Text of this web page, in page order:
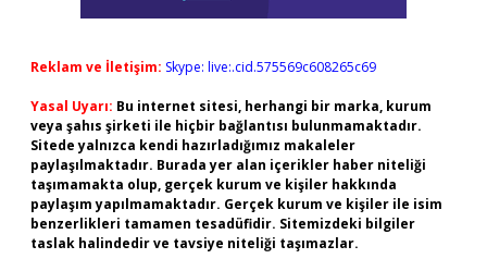
Reklam ve İletişim: Skype: live:.cid.575569c608265c69
Yasal Uyarı: Bu internet sitesi, herhangi bir marka, kurum
veya şahıs şirketi ile hiçbir bağlantısı bulunmamaktadır.
Sitede yalnızca kendi hazırladığımız makaleler
paylaşılmaktadır. Burada yer alan içerikler haber niteliği
taşımamakta olup, gerçek kurum ve kişiler hakkında
paylaşım yapılmamaktadır. Gerçek kurum ve kişiler ile isim
benzerlikleri tamamen tesadüfidir. Sitemizdeki bilgiler
taslak halindedir ve tavsiye niteliği taşımazlar.